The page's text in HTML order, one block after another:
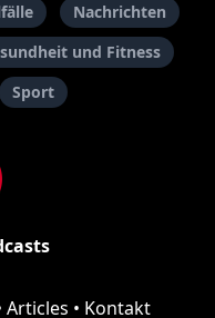
Nachrichten
und Fitness
Sport
Articles • Kontakt